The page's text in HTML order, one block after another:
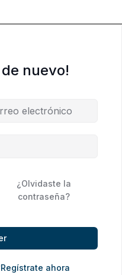
nuevo!
¿Olvidaste la
contraseña?
Regístrate ahora